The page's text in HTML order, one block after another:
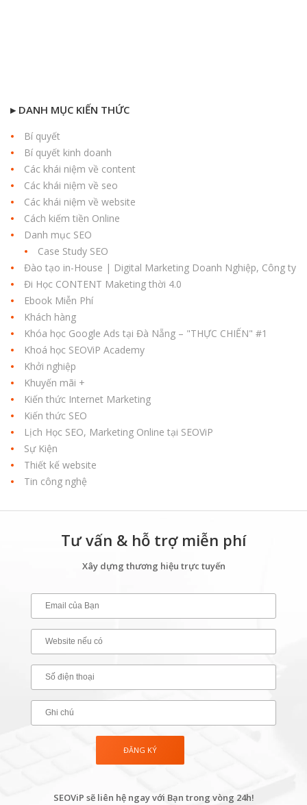
▸ DANH MỤC KIẾN THỨC
Bí quyết
Bí quyết kinh doanh
Các khái niệm về content
Các khái niệm về seo
Các khái niệm về website
Cách kiếm tiền Online
Danh mục SEO
Case Study SEO
Đào tạo in-House | Digital Marketing Doanh Nghiệp, Công ty
Đi Học CONTENT Maketing thời 4.0
Ebook Miễn Phí
Khách hàng
Khóa học Google Ads tại Đà Nẵng – "THỰC CHIẾN" #1
Khoá học SEOViP Academy
Khởi nghiệp
Khuyến mãi +
Kiến thức Internet Marketing
Kiến thức SEO
Lịch Học SEO, Marketing Online tại SEOViP
Sự Kiện
Thiết kế website
Tin công nghệ
Tư vấn & hỗ trợ miễn phí
Xây dựng thương hiệu trực tuyến
SEOViP sẽ liên hệ ngay với Bạn trong vòng 24h!